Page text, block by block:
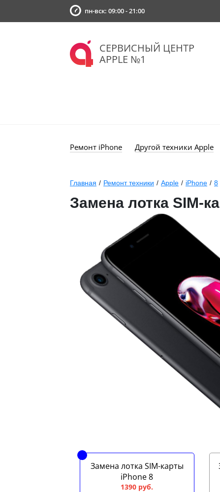
пн-вск: 09:00 - 21:00
СЕРВИСНЫЙ ЦЕНТР
APPLE №1
Ремонт iPhone Другой техники Apple
Главная / Ремонт техники / Apple / iPhone / 8
Замена лотка SIM-
Замена лотка SIM-карты
iPhone 8
1390 руб.